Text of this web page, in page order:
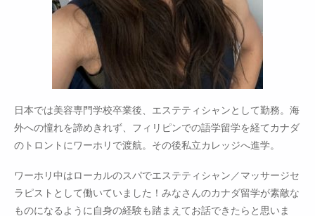
日本では美容専門学校卒業後、エステティシャンとして勤務。海
外への憧れを諦めきれず、フィリピンでの語学留学を経てカナダ
のトロントにワーホリで渡航。その後私立カレッジへ進学。
ワーホリ中はローカルのスパでエステティシャン／マッサージセ
ラピストとして働いていました！みなさんのカナダ留学が素敵な
ものになるように自身の経験も踏まえてお話できたらと思いま